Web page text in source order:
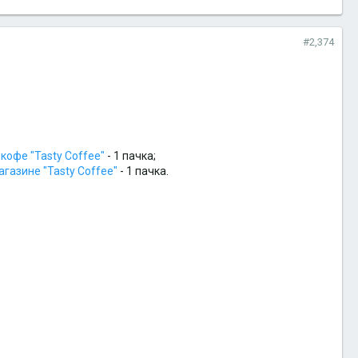
#2,374
"Tasty Coffee" - 1 пачка;
"Tasty Coffee" - 1 пачка.